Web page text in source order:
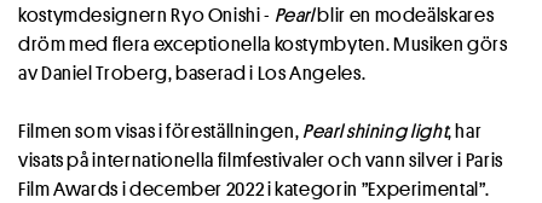
kostymdesignern Ryo Onishi - Pearlblir en modeälskares
dröm med flera exceptionella kostymbyten. Musiken görs
av Daniel Troberg, baserad i Los Angeles.
Filmen som visas i föreställningen,Pearl shining light, har
visats på internationella filmfestivaler och vann silver i Paris
Film Awards i december 2022 i kategorin ”Experimental”.